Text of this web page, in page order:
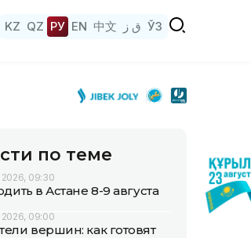
KZ QZ РУ EN 中文 ق ز ЎЗ
по теме
2026, 09:30
в Астане 8-9 августа
2026, 09:00
вершин: как готовят